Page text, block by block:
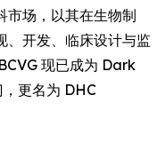
市场，以其在生物制
、开发、临床设计与监
现已成为 Dark
更名为 DHC